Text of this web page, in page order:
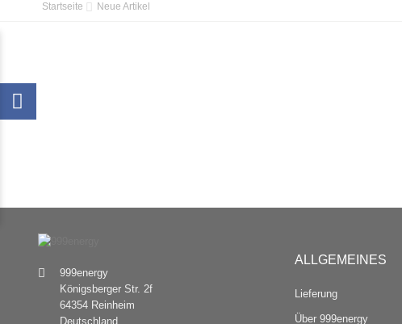
Startseite Neue Artikel
999energy
Königsberger Str. 2f
64354 Reinheim
Deutschland
ALLGEMEINES
Lieferung
Über 999energy